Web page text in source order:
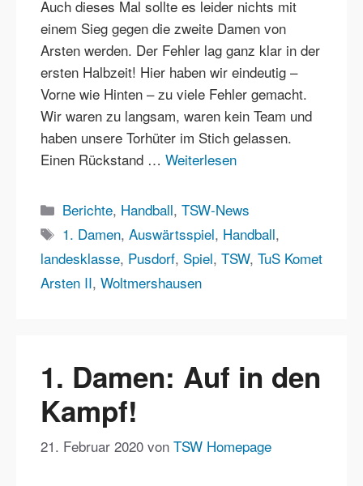
Auch dieses Mal sollte es leider nichts mit
einem Sieg gegen die zweite Damen von
Arsten werden. Der Fehler lag ganz klar in der
ersten Halbzeit! Hier haben wir eindeutig –
Vorne wie Hinten – zu viele Fehler gemacht.
Wir waren zu langsam, waren kein Team und
haben unsere Torhüter im Stich gelassen.
Einen Rückstand … Weiterlesen
Kategorien
Berichte, Handball,TSW-News
Schlagwörter
1. Damen,Auswärtsspiel, Handball,
landesklasse, Pusdorf, Spiel, TSW, TuS Komet
Arsten II, Woltmershausen
1. Damen: Auf in den
Kampf!
21. Februar 2020 von TSW Homepage